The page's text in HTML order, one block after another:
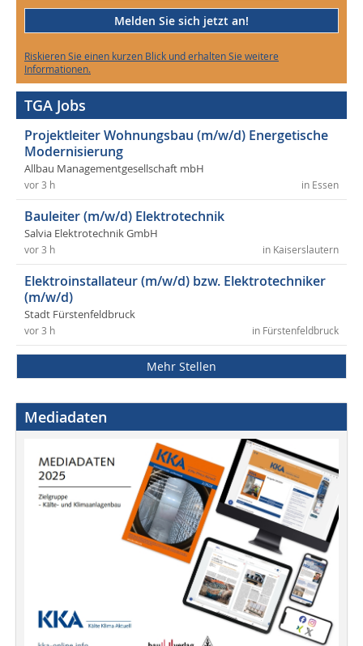
Melden Sie sich jetzt an!
Riskieren Sie einen kurzen Blick und erhalten Sie weitere
Informationen.
TGA Jobs
Projektleiter Wohnungsbau (m/w/d) Energetische
Modernisierung
Allbau Managementgesellschaft mbH
in Essen
vor 3 h
Bauleiter (m/w/d) Elektrotechnik
Salvia Elektrotechnik GmbH
in Kaiserslautern
vor 3 h
Elektroinstallateur (m/w/d) bzw. Elektrotechniker
(m/w/d)
Stadt Fürstenfeldbruck
in Fürstenfeldbruck
vor 3 h
Mehr Stellen
Mediadaten